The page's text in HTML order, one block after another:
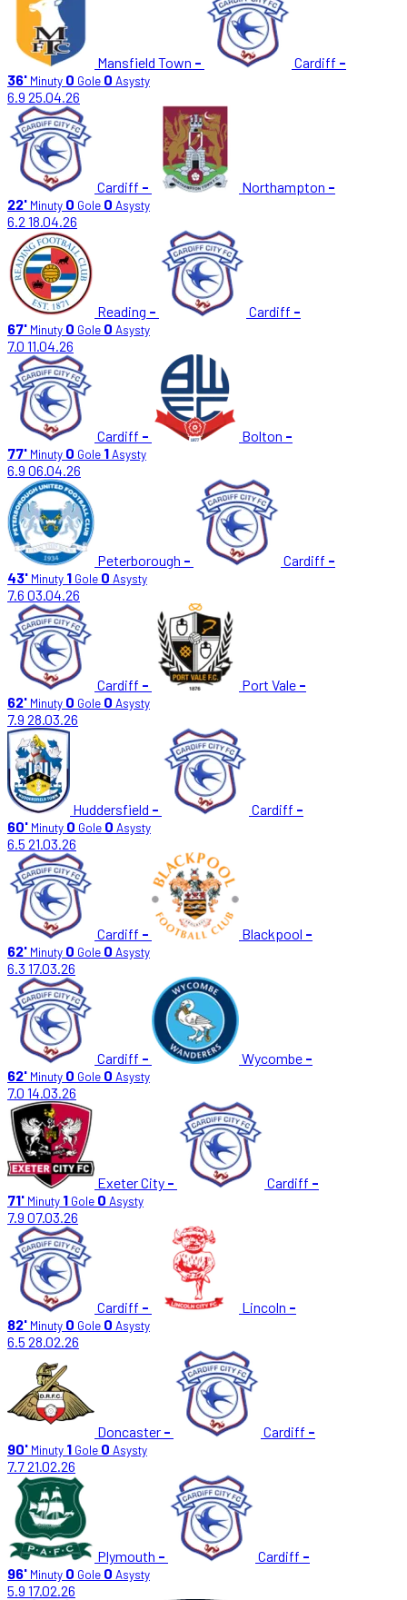
Mansfield Town - Cardiff -
36' Minuty 0 Gole 0 Asysty
6.9 25.04.26
Cardiff - Northampton -
22' Minuty 0 Gole 0 Asysty
6.2 18.04.26
Reading - Cardiff -
67' Minuty 0 Gole 0 Asysty
7.0 11.04.26
Cardiff - Bolton -
77' Minuty 0 Gole 1Asysty
6.9 06.04.26
Peterborough - Cardiff -
43' Minuty 1 Gole 0 Asysty
7.6 03.04.26
Cardiff - Port Vale -
62' Minuty 0 Gole 0 Asysty
7.9 28.03.26
Huddersfield - Cardiff -
60' Minuty 0 Gole 0 Asysty
6.5 21.03.26
Cardiff - Blackpool -
62' Minuty 0 Gole 0 Asysty
6.3 17.03.26
Cardiff - Wycombe -
62' Minuty 0 Gole 0 Asysty
7.0 14.03.26
Exeter City - Cardiff -
71' Minuty 1 Gole 0 Asysty
7.9 07.03.26
Cardiff - Lincoln -
82' Minuty 0 Gole 0 Asysty
6.5 28.02.26
Doncaster - Cardiff -
90' Minuty 1 Gole 0 Asysty
7.721.02.26
Plymouth - Cardiff -
96' Minuty 0 Gole 0 Asysty
5.9 17.02.26